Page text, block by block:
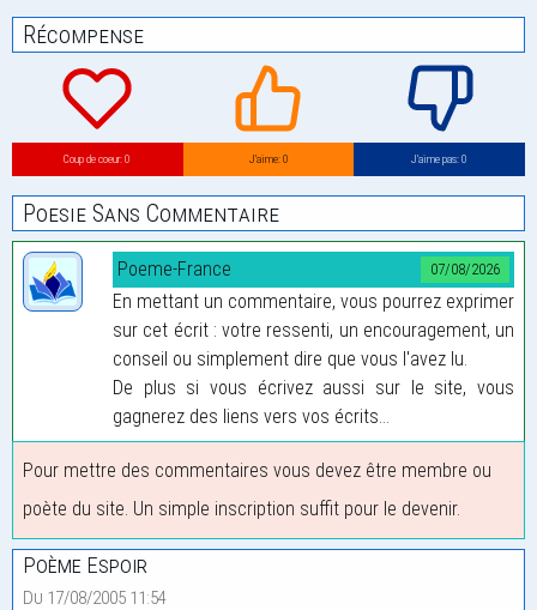
Récompense
Coup de coeur: 0 J’aime: 0 J’aime pas: 0
Poesie Sans Commentaire
07/08/2026
Poeme-France
En mettant un commentaire, vous pourrez exprimer
sur cet écrit : votre ressenti, un encouragement, un
conseil ou simplement dire que vous l'avez lu.
De plus si vous écrivez aussi sur le site, vous
gagnerez des liens vers vos écrits...
Pour mettre des commentaires vous devez être membre ou
poète du site. Un simple inscription suffit pour le devenir.
Poème Espoir
Du 17/08/2005 11:54